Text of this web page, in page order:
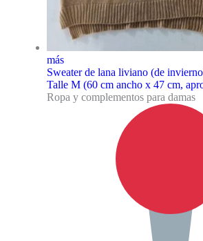
más
Sweater de lana liviano (de
Talle M (60 cm ancho x 47 cm,
Ropa y complementos para damas